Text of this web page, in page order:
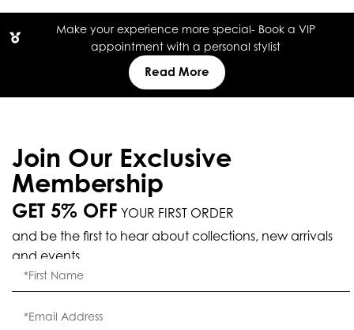
Make your experience more special- Book a VIP
appointment with a personal stylist
Read More
Join Our Exclusive
Membership
GET 5% OFF YOUR FIRST ORDER
and be the first to hear about collections, new arrivals
and events.